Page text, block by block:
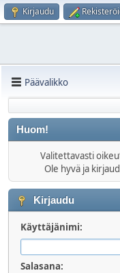
Kirjaudu
Päävalikko
Huom!
Valitettavasti
Ole hyvä ja
Kirjaudu
Käyttäjänimi:
Salasana: